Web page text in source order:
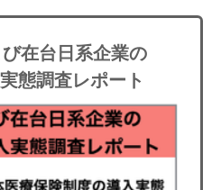
在台日系企業の
態調査レポート